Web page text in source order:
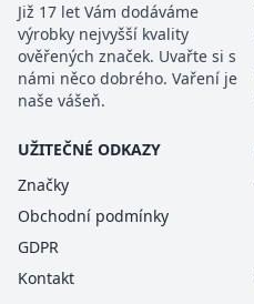
Již 17 let Vám dodáváme
výrobky nejvyšší kvality
ověřených značek. Uvařte si s
námi něco dobrého. Vaření je
naše vášeň.
UŽITEČNÉ ODKAZY
Značky
Obchodní podmínky
GDPR
Kontakt